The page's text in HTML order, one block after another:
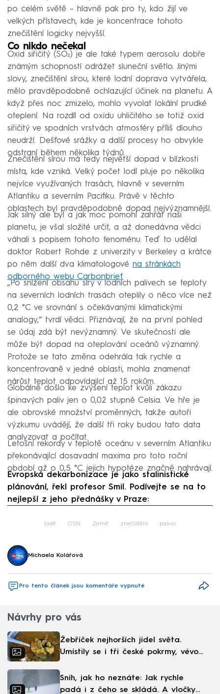
po celém světě – hlavně pak pro ty, kdo žijí ve
velkých přístavech, kde je koncentrace tohoto
znečištění logicky nejvyšší.
Co nikdo nečekal
Oxid siřičitý (SO₂) je ale také typem aerosolu dobře
známým schopností odrážet sluneční světlo. Jinými
slovy, znečištění sírou, které lodní doprava vytvářela,
mělo pravděpodobně ochlazující účinek na planetu. A
když přes noc zmizelo, mohlo vyvolat lokální prudké
oteplení. Na rozdíl od oxidu uhličitého se totiž oxid
siřičitý ve spodních vrstvách atmosféry příliš dlouho
neudrží. Dešťové srážky a další procesy ho obvykle
odstraní během několika týdnů.
Znečištění sírou má tedy největší dopad v blízkosti
místa, kde vzniká. Velký počet lodí pluje po několika
nejvíce využívaných trasách, hlavně v severním
Atlantiku a severním Pacifiku. Právě v těchto
oblastech byl pravděpodobně dopad nejvýznamnější.
Jak silný ale byl a jak moc pomohl zahřát naši
planetu, je všal složité určit, a až donedávna vědci
váhali s popisem tohoto fenoménu. Teď to udělal
doktor Robert Rohde z univerzity v Berkeley a krátce
po něm další dva klimatologové na stránkách
odborného webu Carbonbrief.
„Po snížení obsahu síry v lodních palivech se teploty
na severních lodních trasách oteplily o něco více než
0,2 °C ve srovnání s očekávanými klimatickými
analogy,“ tvrdí vědci. Přiznávají, že na první pohled
se údaj zdá být nevýznamný. Ve skutečnosti ale
může být dopad na oteplování oceánů významný.
Protože se tato změna odehrála tak rychle a
koncentrovaně v jedné oblasti, mohla znamenat
nárůst teplot odpovídající až 15 rokům.
Globálně došlo ke zvýšení teplot kvůli zákazu
špinavých paliv jen o 0,02 stupně Celsia. Ve hře je
ale obrovské množství proměnných, takže autoři
výzkumu uvádějí, že další tři roky budou tato data
analyzovat a počítat.
Letošní rekordy v teplotě oceánu v severním Atlantiku
překonávající dosavadní maxima pro toto roční
období až o 0,5 °C jejich hypotéze značně nahrávají.
Evropská dekarbonizace je jako stalinistické
plánování, řekl profesor Smil. Podívejte se na to
nejlepší z jeho přednášky v Praze:
lodě OSN Země znečištění palivo
Michaela Kolářová
Pro tento článek jsou komentáře vypnuté
Návrhy pro vás
Žebříček nejhorších jídel světa.
Umístily se i tři české pokrmy, vévodí
Sníh, jak ho neznáte: Jak rychle
padá i z čeho se skládá. A vločky